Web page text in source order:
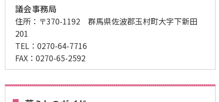
議会事務局
住所： 〒370-1192 群馬県佐波郡玉村町大字下新田
201
TEL： 0270-64-7716
FAX： 0270-65-2592